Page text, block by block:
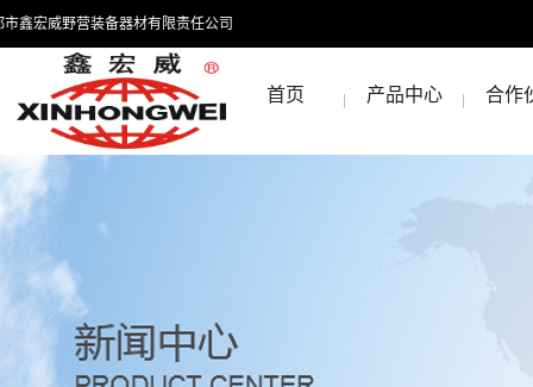
市鑫宏威野营装备器材有限责任公司
首页 产品中心 合作